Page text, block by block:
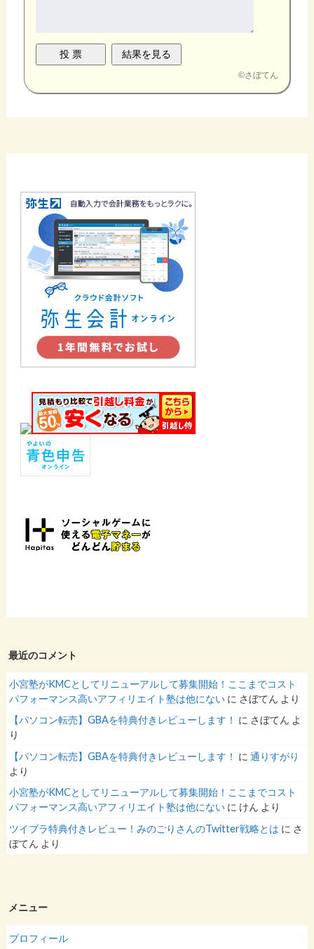
©さぼてん
最近のコメント
小宮塾がKMCとしてリニューアルして募集開始！ここまでコスト
パフォーマンス高いアフィリエイト塾は他にない に さぼてん より
【パソコン転売】GBAを特典付きレビューします！ に さぼてん よ
り
【パソコン転売】GBAを特典付きレビューします！ に通りすがり
より
小宮塾がKMCとしてリニューアルして募集開始！ここまでコスト
パフォーマンス高いアフィリエイト塾は他にない に けん より
ツイブラ特典付きレビュー！みのごりさんのTwitter戦略とは に さ
ぼてん より
メニュー
プロフィール